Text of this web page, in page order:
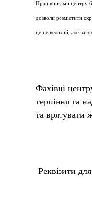
Працівниками центру
дозволи розмістити
це не великий, але
Фахівці
терпіння та
та врятувати
Реквізити